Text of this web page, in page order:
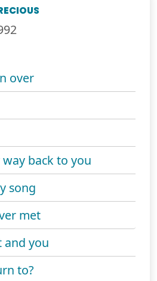
over
back to you
song
met
and you
to?